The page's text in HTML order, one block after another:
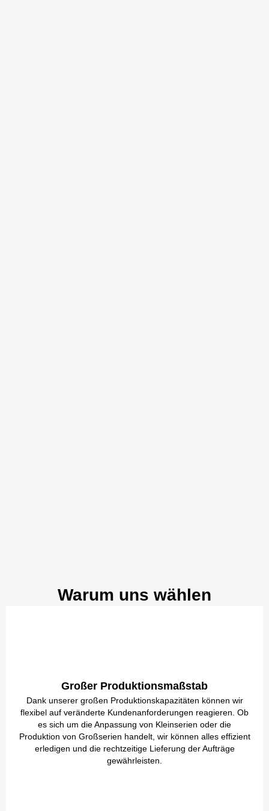
Warum uns wählen
Großer Produktionsmaßstab
Dank unserer großen Produktionskapazitäten können wir
flexibel auf veränderte Kundenanforderungen reagieren. Ob
es sich um die Anpassung von Kleinserien oder die
Produktion von Großserien handelt, wir können alles effizient
erledigen und die rechtzeitige Lieferung der Aufträge
gewährleisten.